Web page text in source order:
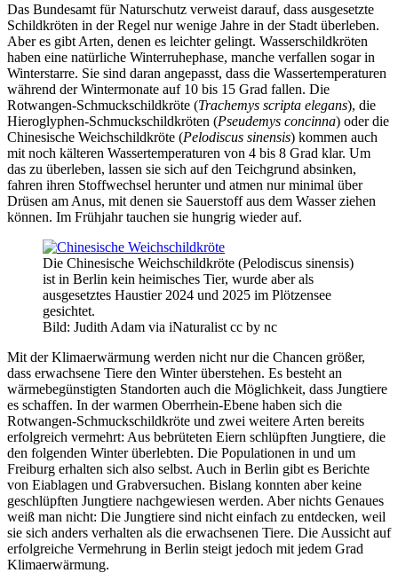
Das Bundesamt für Naturschutz verweist darauf, dass ausgesetzte
Schildkröten in der Regel nur wenige Jahre in der Stadt überleben.
Aber es gibt Arten, denen es leichter gelingt. Wasserschildkröten
haben eine natürliche Winterruhephase, manche verfallen sogar in
Winterstarre. Sie sind daran angepasst, dass die Wassertemperaturen
während der Wintermonate auf 10 bis 15 Grad fallen. Die
Rotwangen-Schmuckschildkröte (Trachemys scripta elegans), die
Hieroglyphen-Schmuckschildkröten (Pseudemys concinna) oder die
Chinesische Weichschildkröte (Pelodiscus sinensis) kommen auch
mit noch kälteren Wassertemperaturen von 4 bis 8 Grad klar. Um
das zu überleben, lassen sie sich auf den Teichgrund absinken,
fahren ihren Stoffwechsel herunter und atmen nur minimal über
Drüsen am Anus, mit denen sie Sauerstoff aus dem Wasser ziehen
können. Im Frühjahr tauchen sie hungrig wieder auf.
Die Chinesische Weichschildkröte (Pelodiscus sinensis)
ist in Berlin kein heimisches Tier, wurde aber als
ausgesetztes Haustier 2024 und 2025 im Plötzensee
gesichtet.
Bild: Judith Adam via iNaturalist cc by nc
Mit der Klimaerwärmung werden nicht nur die Chancen größer,
dass erwachsene Tiere den Winter überstehen. Es besteht an
wärmebegünstigten Standorten auch die Möglichkeit, dass Jungtiere
es schaffen. In der warmen Oberrhein-Ebene haben sich die
Rotwangen-Schmuckschildkröte und zwei weitere Arten bereits
erfolgreich vermehrt: Aus bebrüteten Eiern schlüpften Jungtiere, die
den folgenden Winter überlebten. Die Populationen in und um
Freiburg erhalten sich also selbst. Auch in Berlin gibt es Berichte
von Eiablagen und Grabversuchen. Bislang konnten aber keine
geschlüpften Jungtiere nachgewiesen werden. Aber nichts Genaues
weiß man nicht: Die Jungtiere sind nicht einfach zu entdecken, weil
sie sich anders verhalten als die erwachsenen Tiere. Die Aussicht auf
erfolgreiche Vermehrung in Berlin steigt jedoch mit jedem Grad
Klimaerwärmung.